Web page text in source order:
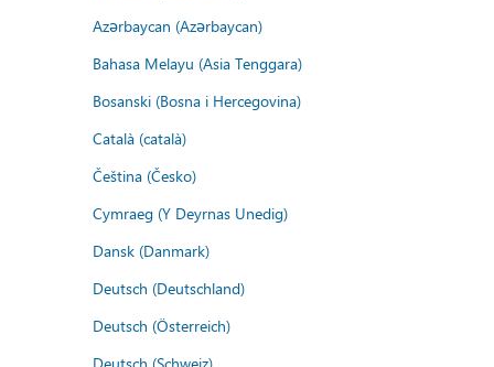
Azərbaycan (Azərbaycan)
Bahasa Melayu (Asia Tenggara)
Bosanski (Bosna i Hercegovina)
Català (català)
Čeština (Česko)
Cymraeg (Y Deyrnas Unedig)
Dansk (Danmark)
Deutsch (Deutschland)
Deutsch (Österreich)
Deutsch (Schweiz)